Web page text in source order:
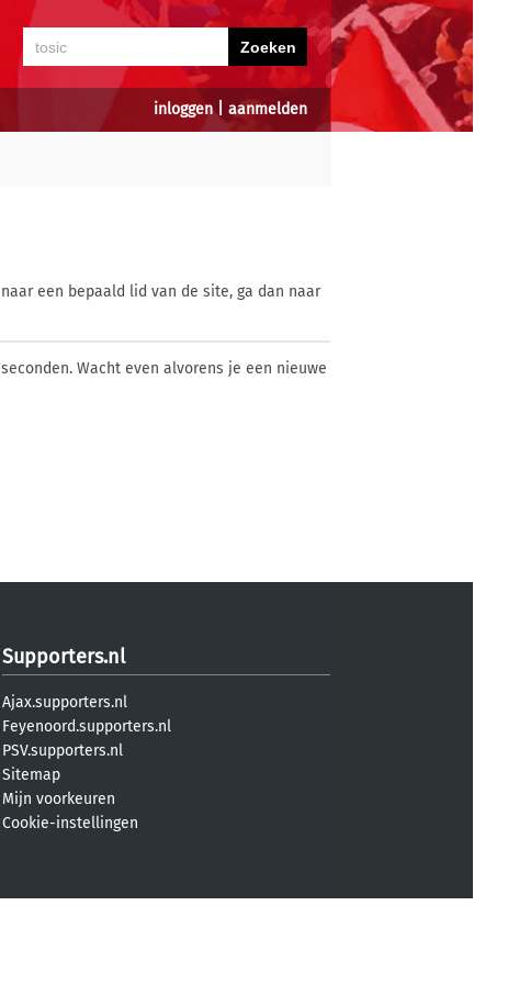
inloggen| aanmelden
een bepaald lid van de site, ga dan naar
Wacht even alvorens je een nieuwe
Supporters.nl
Ajax.supporters.nl
Feyenoord.supporters.nl
PSV.supporters.nl
Sitemap
Mijn voorkeuren
Cookie-instellingen